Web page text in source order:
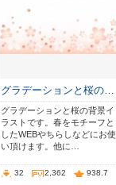
グラデーションと桜の…
グラデーションと桜の背景イ
ラストです。春をモチーフと
したWEBやちらしなどにお使
い頂けます。他に…
32 2,362 938.7